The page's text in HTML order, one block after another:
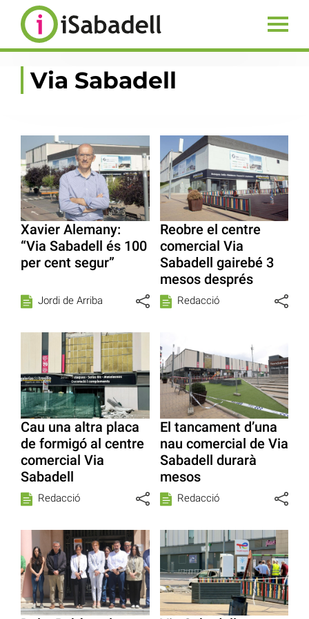
Via Sabadell
Xavier Alemany:
“Via Sabadell és 100
per cent segur”
Jordi de Arriba
Reobre el centre
comercial Via
Sabadell gairebé 3
mesos després
Redacció
Cau una altra placa
de formigó al centre
comercial Via
Sabadell
Redacció
El tancament d’una
nau comercial de Via
Sabadell durarà
mesos
Redacció